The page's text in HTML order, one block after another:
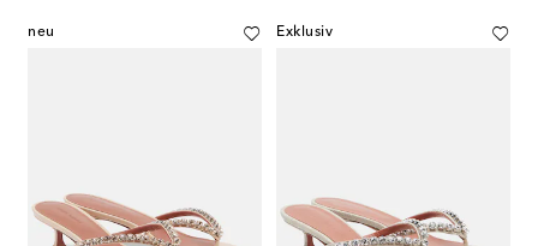
neu Exklusiv